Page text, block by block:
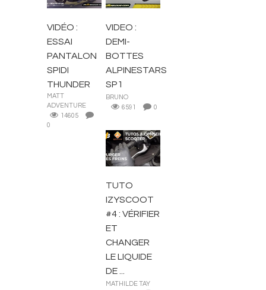
VIDÉO :
ESSAI
PANTALON
SPIDI
THUNDER
MATT
ADVENTURE
14605
0
VIDEO :
DEMI-
BOTTES
ALPINESTARS
SP1
BRUNO
6591
0
MOTO ROUTE
TUTO
IZYSCOOT
#4 : VÉRIFIER
ET
CHANGER
LE LIQUIDE
DE ...
MATHILDE TAY